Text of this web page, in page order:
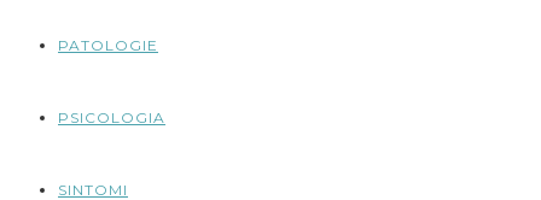
PATOLOGIE
PSICOLOGIA
SINTOMI